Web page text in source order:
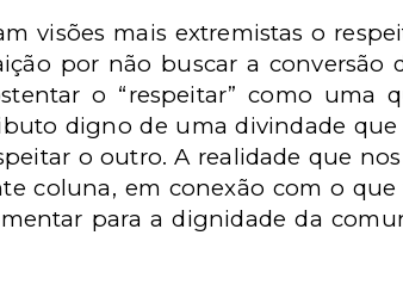
visões mais extremistas o
por não buscar a conversão
o “respeitar” como uma
digno de uma divindade
o outro. A realidade que
coluna, em conexão com o
para a dignidade da